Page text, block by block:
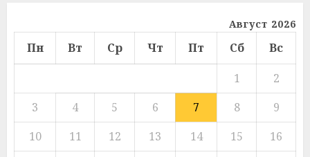
Август 2026
Пн Вт Ср Чт Пт Сб
Вс
1
2
3
4 5 6 7 8
9
10
11 12 13 14 15
16